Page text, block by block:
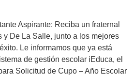
Aspirante: Reciba un fraternal
y De La Salle, junto a los mejores
Le informamos que ya está
de gestión escolar iEduca, el
Solicitud de Cupo – Año Escolar